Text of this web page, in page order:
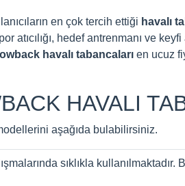
en çok tercih ettiği havalı
atıcılığı, hedef antrenmanı ve
havalı tabancaları en ucuz
HAVALI
aşağıda bulabilirsiniz.
sıklıkla